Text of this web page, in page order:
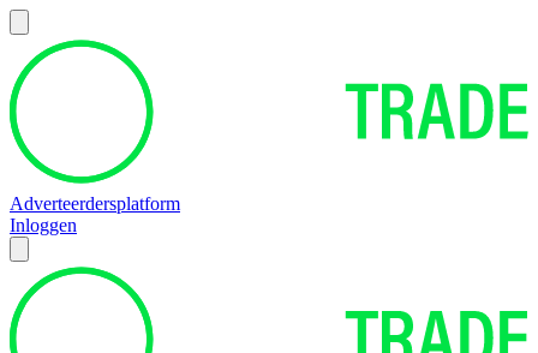
Adverteerdersplatform
Inloggen